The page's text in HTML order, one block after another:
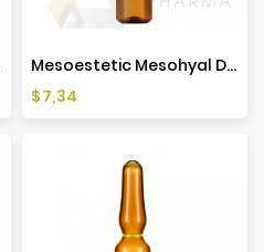
Mesoestetic Mesohyal DMAE (1x5ml)
Cena
$7,34